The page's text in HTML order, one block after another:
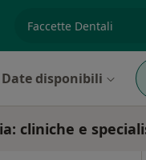
Date disponibili
cliniche e